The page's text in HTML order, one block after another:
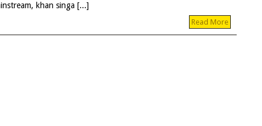
khan singa [...]
Read More